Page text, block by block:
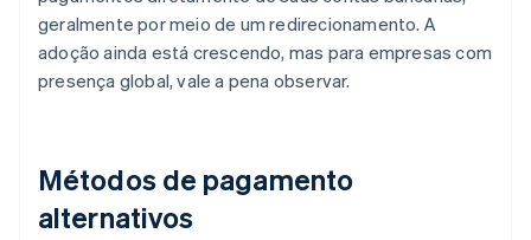
geralmente por meio de um redirecionamento. A
adoção ainda está crescendo, mas para empresas com
presença global, vale a pena observar.
Métodos de pagamento
alternativos